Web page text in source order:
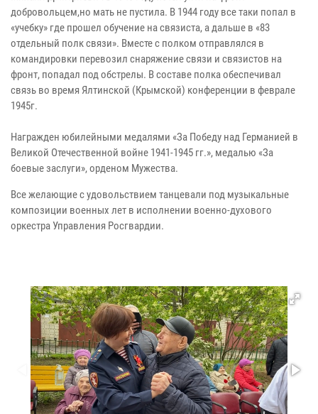
добровольцем,но мать не пустила. В 1944 году все таки попал в
«учебку» где прошел обучение на связиста, а дальше в «83
отдельный полк связи». Вместе с полком отправлялся в
командировки перевозил снаряжение связи и связистов на
фронт, попадал под обстрелы. В составе полка обеспечивал
связь во время Ялтинской (Крымской) конференции в феврале
1945г.
Награжден юбилейными медалями «За Победу над Германией в
Великой Отечественной войне 1941-1945 гг.», медалью «За
боевые заслуги», орденом Мужества.
Все желающие с удовольствием танцевали под музыкальные
композиции военных лет в исполнении военно-духового
оркестра Управления Росгвардии.